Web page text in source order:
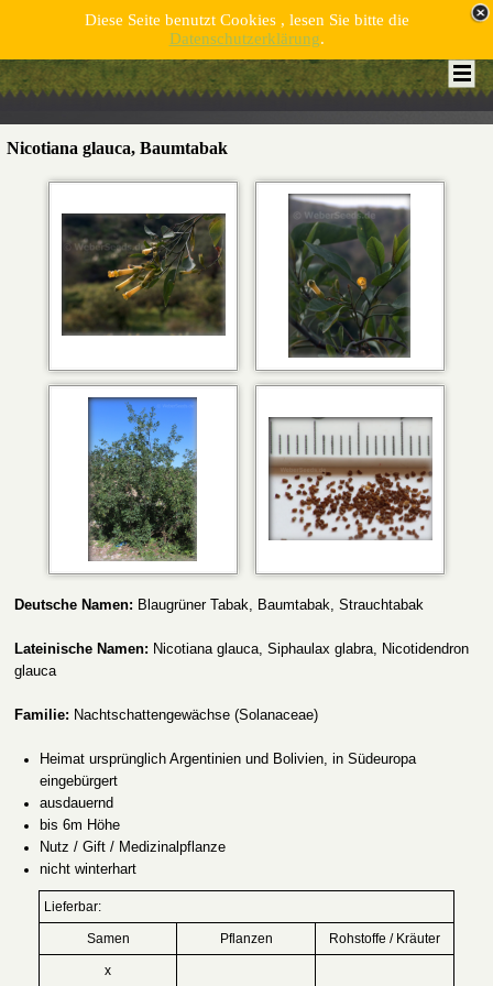
Diese Seite benutzt Cookies , lesen Sie bitte die
Datenschutzerklärung.
Nicotiana glauca, Baumtabak
Deutsche Namen: Blaugrüner Tabak, Baumtabak, Strauchtabak
Lateinische Namen: Nicotiana glauca, Siphaulax glabra, Nicotidendron
glauca
Familie: Nachtschattengewächse (Solanaceae)
Heimat ursprünglich Argentinien und Bolivien, in Südeuropa
eingebürgert
ausdauernd
bis 6m Höhe
Nutz / Gift / Medizinalpflanze
nicht winterhart
Lieferbar:
Samen Pflanzen Rohstoffe / Kräuter
x